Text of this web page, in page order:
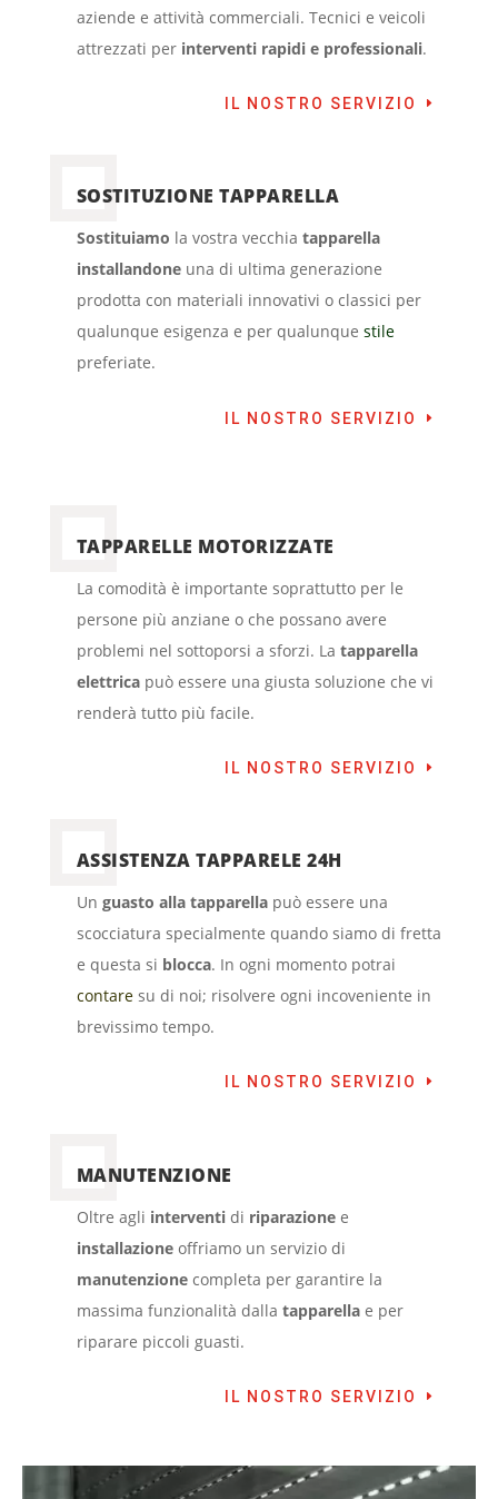
aziende e attività commerciali. Tecnici e veicoli
attrezzati per interventi rapidi e professionali.
IL NOSTRO SERVIZIO
SOSTITUZIONE TAPPARELLA
Sostituiamo la vostra vecchia tapparella
installandoneuna di ultima generazione
prodotta con materiali innovativi o classici per
qualunque esigenza e per qualunque stile
preferiate.
IL NOSTRO SERVIZIO
TAPPARELLE MOTORIZZATE
La comodità è importante soprattutto per le
persone più anziane o che possano avere
problemi nel sottoporsi a sforzi. La tapparella
elettricapuò essere una giusta soluzione che vi
renderà tutto più facile.
IL NOSTRO SERVIZIO
ASSISTENZA TAPPARELE 24H
Un guasto alla tapparellapuò essere una
scocciatura specialmente quando siamo di fretta
e questa si blocca. In ogni momento potrai
contaresu di noi; risolvere ogni incoveniente in
brevissimo tempo.
IL NOSTRO SERVIZIO
MANUTENZIONE
Oltre agli interventidi riparazionee
installazioneoffriamo un servizio di
manutenzionecompleta per garantire la
massima funzionalità dalla tapparellae per
riparare piccoli guasti.
IL NOSTRO SERVIZIO